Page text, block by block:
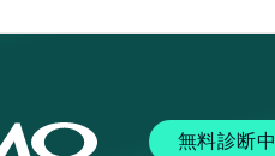
無料診断中